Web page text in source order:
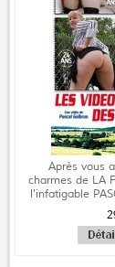
Après vous
charmes de LA
l'infatigable